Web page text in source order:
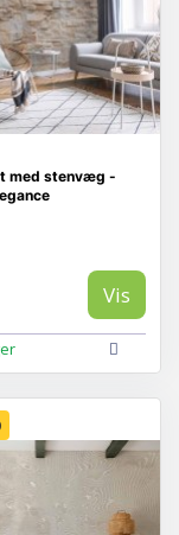
med stenvæg -
Vis